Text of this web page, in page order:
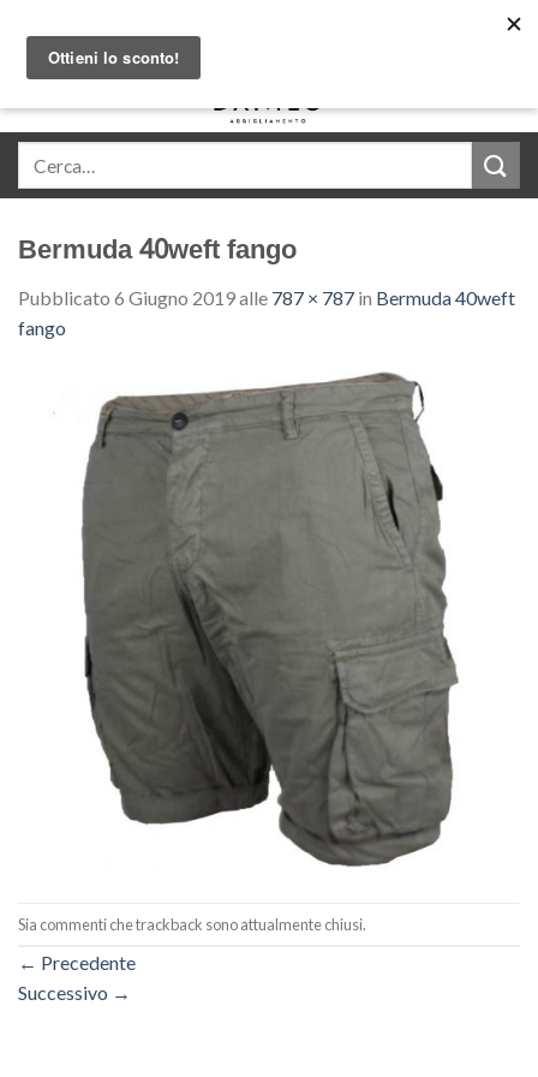
content
Bermuda 40weft fango
Pubblicato 6 Giugno 2019alle 787 × 787 in Bermuda 40weft
fango
Sia commenti che trackback sono attualmente chiusi.
← Precedente
Successivo →